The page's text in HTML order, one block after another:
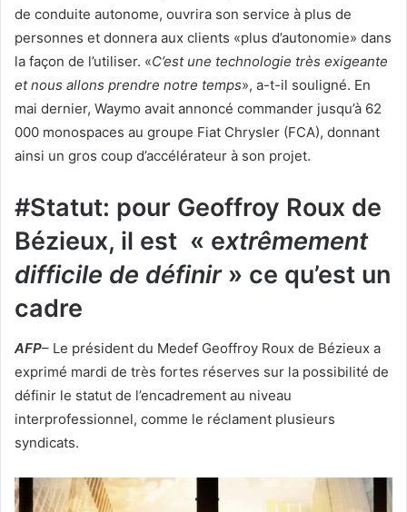
de conduite autonome, ouvrira son service à plus de
personnes et donnera aux clients «plus d’autonomie» dans
la façon de l’utiliser. «C’est une technologie très exigeante
et nous allons prendre notre temps», a-t-il souligné. En
mai dernier, Waymo avait annoncé commander jusqu’à 62
000 monospaces au groupe Fiat Chrysler (FCA), donnant
ainsi un gros coup d’accélérateur à son projet.
#Statut: pour Geoffroy Roux de
Bézieux, il est « extrêmement
difficile de définir» ce qu’est un
cadre
AFP– Le président du Medef Geoffroy Roux de Bézieux a
exprimé mardi de très fortes réserves sur la possibilité de
définir le statut de l’encadrement au niveau
interprofessionnel, comme le réclament plusieurs
syndicats.